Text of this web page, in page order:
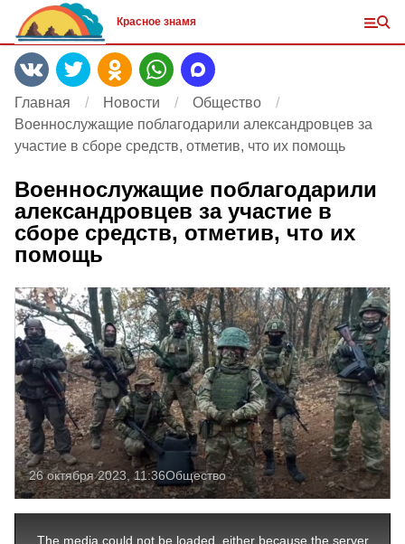
Красное знамя
Главная Новости
Общество
Военнослужащие поблагодарили александровцев за
участие в сборе средств, отметив, что их помощь
Военнослужащие поблагодарили
александровцев за участие в
сборе средств, отметив, что их
помощь
26 октября 2023, 11:36Общество
The media could not be loaded, either because the server